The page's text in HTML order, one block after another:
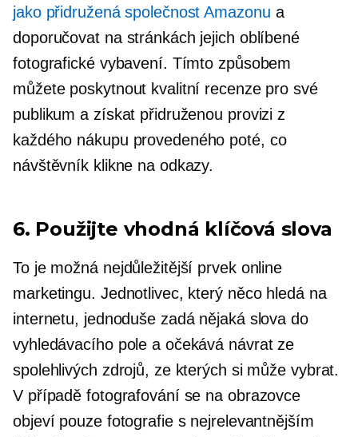
jako přidružená společnost Amazonu a
doporučovat na stránkách jejich oblíbené
fotografické vybavení. Tímto způsobem
můžete poskytnout kvalitní recenze pro své
publikum a získat přidruženou provizi z
každého nákupu provedeného poté, co
návštěvník klikne na odkazy.
6. Použijte vhodná klíčová slova
To je možná nejdůležitější prvek online
marketingu. Jednotlivec, který něco hledá na
internetu, jednoduše zadá nějaká slova do
vyhledávacího pole a očekává návrat ze
spolehlivých zdrojů, ze kterých si může vybrat.
V případě fotografování se na obrazovce
objeví pouze fotografie s nejrelevantnějším